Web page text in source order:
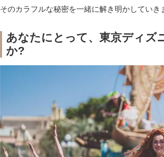
そのカラフルな秘密を一緒に解き明かしていき
あなたにとって、東京ディズ
か?